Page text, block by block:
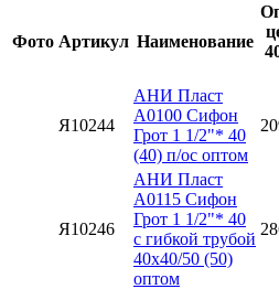
Фото Артикул Наименование
Я10244
АНИ Пласт
A0100 Сифон
Грот 1 1/2"* 40
(40) п/ос оптом
Я10246
АНИ Пласт
A0115 Сифон
Грот 1 1/2"* 40
с гибкой трубой
40х40/50 (50)
оптом